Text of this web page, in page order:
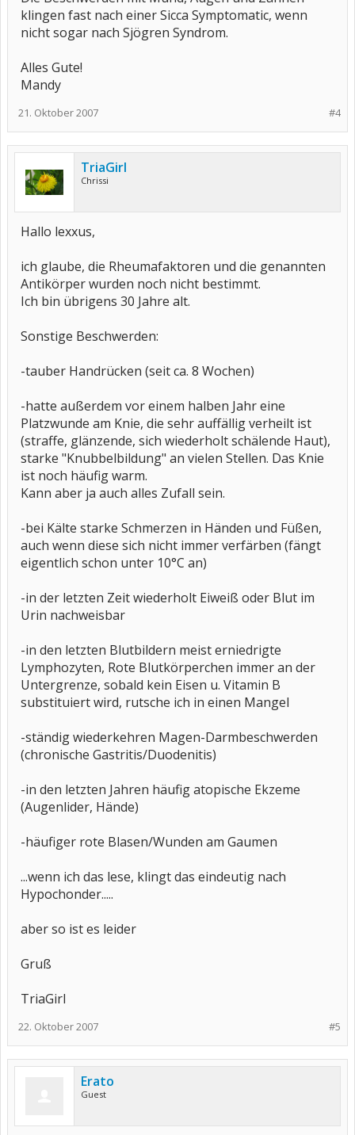
klingen fast nach einer Sicca Symptomatic, wenn
nicht sogar nach Sjögren Syndrom.
Alles Gute!
Mandy
#4
21. Oktober 2007
TriaGirl
Chrissi
Hallo lexxus,
ich glaube, die Rheumafaktoren und die genannten
Antikörper wurden noch nicht bestimmt.
Ich bin übrigens 30 Jahre alt.
Sonstige Beschwerden:
-tauber Handrücken (seit ca. 8 Wochen)
-hatte außerdem vor einem halben Jahr eine
Platzwunde am Knie, die sehr auffällig verheilt ist
(straffe, glänzende, sich wiederholt schälende Haut),
starke "Knubbelbildung" an vielen Stellen. Das Knie
ist noch häufig warm.
Kann aber ja auch alles Zufall sein.
-bei Kälte starke Schmerzen in Händen und Füßen,
auch wenn diese sich nicht immer verfärben (fängt
eigentlich schon unter 10°C an)
-in der letzten Zeit wiederholt Eiweiß oder Blut im
Urin nachweisbar
-in den letzten Blutbildern meist erniedrigte
Lymphozyten, Rote Blutkörperchen immer an der
Untergrenze, sobald kein Eisen u. Vitamin B
substituiert wird, rutsche ich in einen Mangel
-ständig wiederkehren Magen-Darmbeschwerden
(chronische Gastritis/Duodenitis)
-in den letzten Jahren häufig atopische Ekzeme
(Augenlider, Hände)
-häufiger rote Blasen/Wunden am Gaumen
...wenn ich das lese, klingt das eindeutig nach
Hypochonder.....
aber so ist es leider
Gruß
TriaGirl
#5
22. Oktober 2007
Erato
Guest